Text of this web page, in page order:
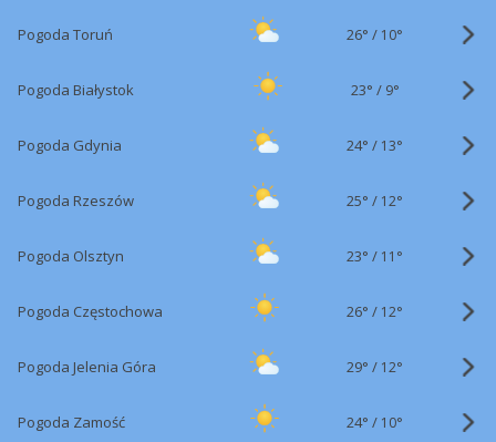
Pogoda Toruń 26° / 10°
Pogoda Białystok 23° / 9°
Pogoda Gdynia 24° / 13°
Pogoda Rzeszów 25° / 12°
Pogoda Olsztyn 23° / 11°
Pogoda Częstochowa 26° / 12°
Pogoda Jelenia Góra 29° / 12°
Pogoda Zamość 24° / 10°